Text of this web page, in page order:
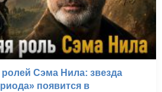
Сэма Нила: звезда
появится в